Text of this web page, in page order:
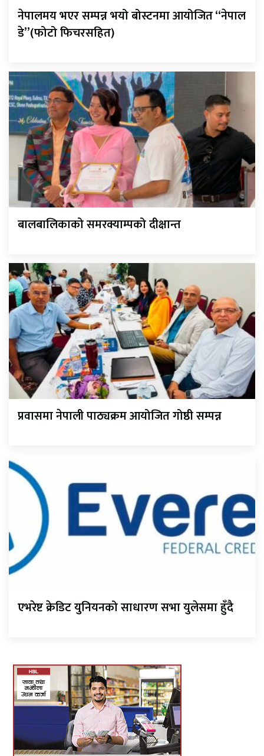
नेपालमय भएर सम्पन्न भयो बोस्टनमा आयोजित “नेपाल
डे”(फोटो फिचरसहित)
बालबालिकाको समरक्याम्पको दीक्षान्त
प्रवासमा नेपाली पाठ्यक्रम आयोजित गोष्ठी सम्पन्न
एभरेष्ट क्रेडिट युनियनको साधारण सभा युलेसमा हुँदै